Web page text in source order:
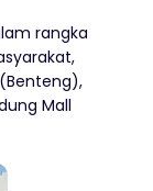
rangka
Mall